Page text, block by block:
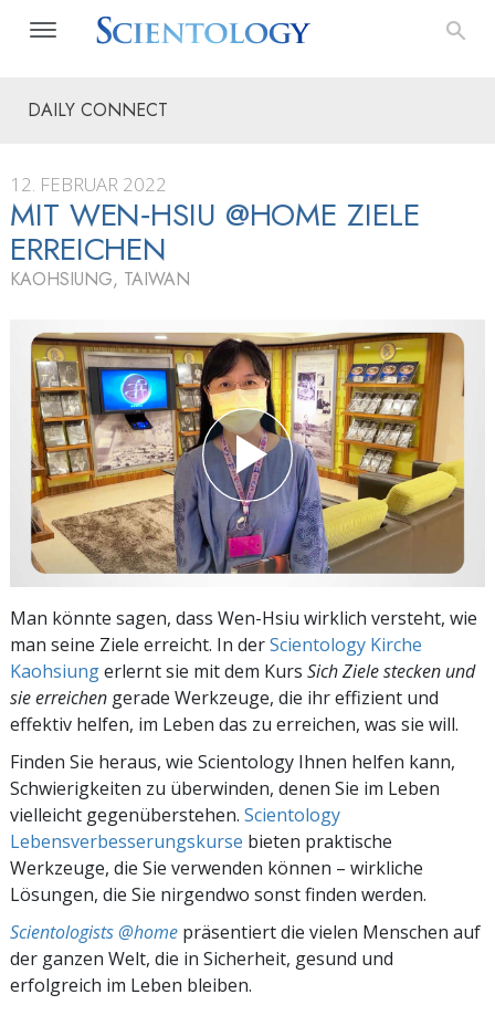
DAILY CONNECT
12. FEBRUAR 2022
MIT WEN‑HSIU @HOME ZIELE
ERREICHEN
KAOHSIUNG, TAIWAN
Man könnte sagen, dass Wen-Hsiu wirklich versteht, wie
man seine Ziele erreicht. In derScientology Kirche
Kaohsiungerlernt sie mit dem Kurs Sich Ziele stecken und
sie erreichen gerade Werkzeuge, die ihr effizient und
effektiv helfen, im Leben das zu erreichen, was sie will.
Finden Sie heraus, wie Scientology Ihnen helfen kann,
Schwierigkeiten zu überwinden, denen Sie im Leben
vielleicht gegenüberstehen. Scientology
Lebensverbesserungskurse bieten praktische
Werkzeuge, die Sie verwenden können – wirkliche
Lösungen, die Sie nirgendwo sonst finden werden.
Scientologists @home präsentiert die vielen Menschen auf
der ganzen Welt, die in Sicherheit, gesund und
erfolgreich im Leben bleiben.